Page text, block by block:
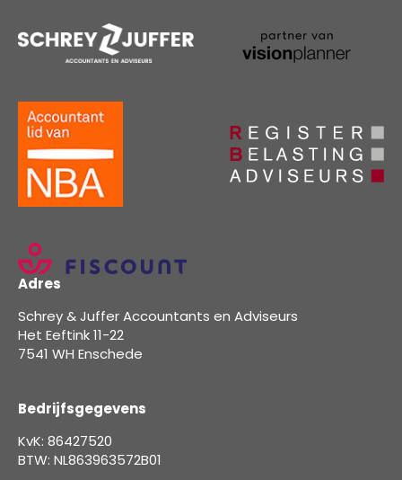
Adres
Schrey & Juffer Accountants en Adviseurs
Het Eeftink 11-22
7541 WH Enschede
Bedrijfsgegevens
KvK: 86427520
BTW: NL863963572B01